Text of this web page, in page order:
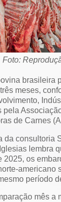
Foto:
brasileira
meses,
pela
de Carnes
da consultoria
lembra
2025, os
americano
período
mês a